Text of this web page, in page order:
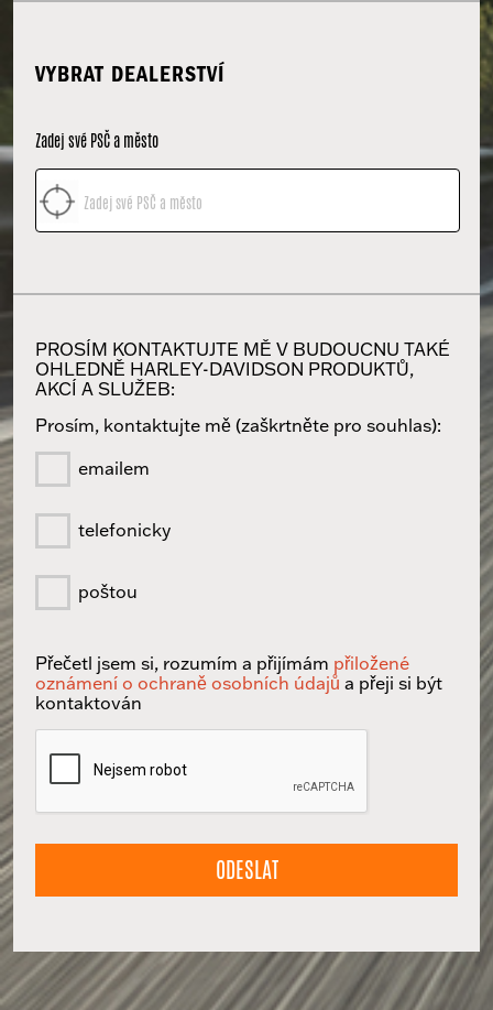
VYBRAT DEALERSTVÍ
Zadej své PSČ a město
PROSÍM KONTAKTUJTE MĚ V BUDOUCNU TAKÉ
OHLEDNĚ ​HARLEY-DAVIDSON PRODUKTŮ,
AKCÍ A SLUŽEB:
Prosím, kontaktujte mě (zaškrtněte pro souhlas):
emailem
telefonicky
poštou
Přečetl jsem si, rozumím a přijímám přiložené
oznámení o ochraně osobních údajů a přeji si být
kontaktován